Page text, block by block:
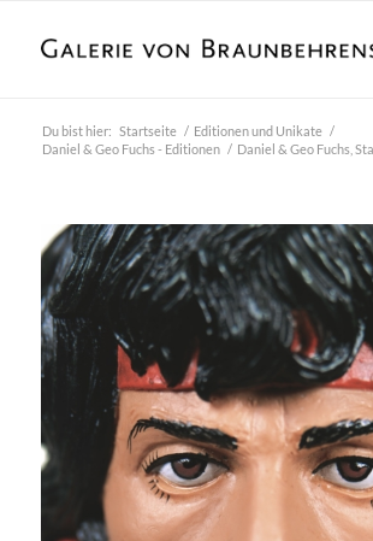
Du bist hier: Startseite / Editionen und Unikate /
Daniel & Geo Fuchs - Editionen / Daniel & Geo Fuchs,